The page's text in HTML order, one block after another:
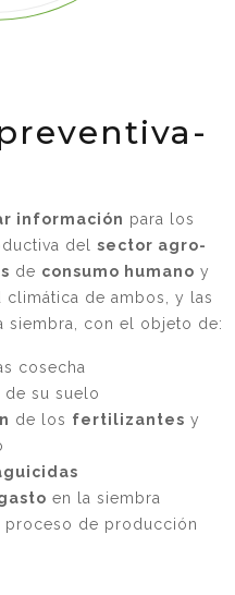
información para los
del sector agro-
de consumo humano y
climática de ambos, y las
siembra, con el objeto de:
cosecha
de su suelo
de los fertilizantes y
en la siembra
proceso de producción